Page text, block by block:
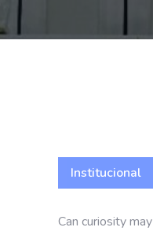
Institucional
Can curiosity